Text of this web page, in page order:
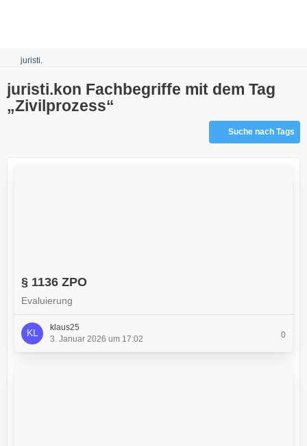
juristi.
juristi.kon Fachbegriffe mit dem Tag
„Zivilprozess“
Suche nach Tags
§ 1136 ZPO
Evaluierung
klaus25
3. Januar 2026 um 17:02
0